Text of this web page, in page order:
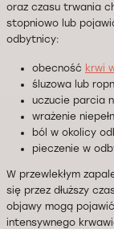
oraz czasu trwania
stopniowo lub
odbytnicy:
obecność krwi
śluzowa lub
uczucie parcia
wrażenie
ból w okolicy
pieczenie w
W przewlekłym
się przez dłuższy
objawy mogą
intensywnego